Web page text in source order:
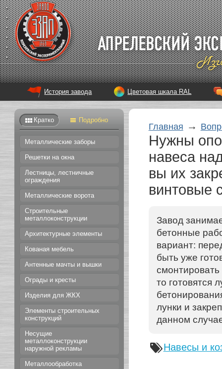
История завода Цветовая шкала RAL
Кратко Подробно
Металлические заборы
Решетки на окна
Лестницы, лестничные
ограждения
Металлические ворота
Строительные
металлоконструкции
Архитектурные элементы
Кованая мебель
Антенные мачты и вышки
Ограды и кресты
Изделия для ЖКХ
Элементы строительных
конструкций
Несущие
металлоконструкции
наружной рекламы
Металлообработка
Главная →
Нужны
навеса
вы их
винтовые
Завод
бетонные
вариант:
быть уже
смонтировать
то готовятся
лунки и
данном
Навесы и